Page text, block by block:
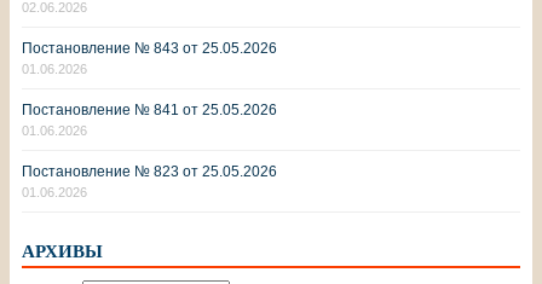
02.06.2026
Постановление № 843 от 25.05.2026
01.06.2026
Постановление № 841 от 25.05.2026
01.06.2026
Постановление № 823 от 25.05.2026
01.06.2026
АРХИВЫ